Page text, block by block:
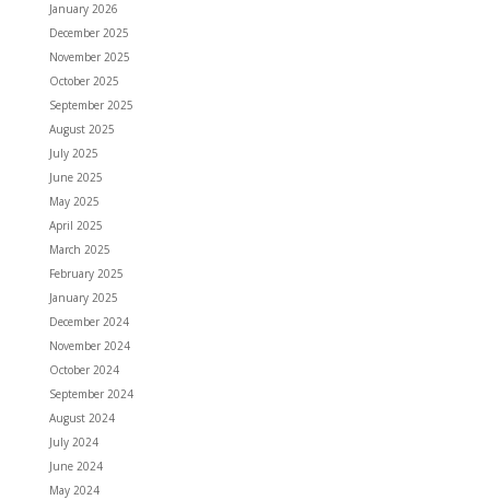
January 2026
December 2025
November 2025
October 2025
September 2025
August 2025
July 2025
June 2025
May 2025
April 2025
March 2025
February 2025
January 2025
December 2024
November 2024
October 2024
September 2024
August 2024
July 2024
June 2024
May 2024